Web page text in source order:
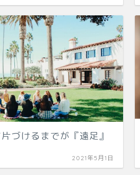
づけるまでが『遠足』
2021年5月1日